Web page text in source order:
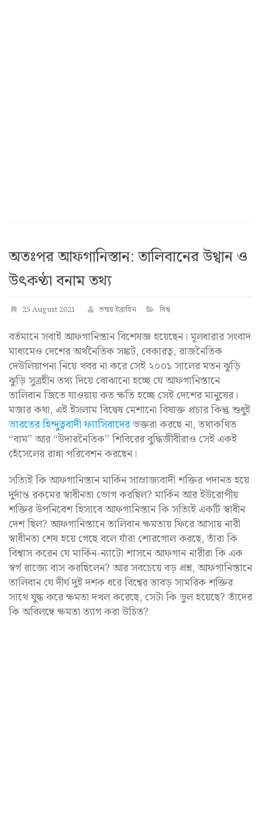
অতঃপর আফগানিস্তান: তালিবানের উথ্বান ও
উৎকণ্ঠা বনাম তথ্য
25 August 2021 তন্ময় ইব্রাহিম বিশ্ব
বর্তমানে সবাই আফগানিস্তান বিশেষজ্ঞ হয়েছেন। মূলধারার সংবাদ
মাধ্যমেও দেশের অর্থনৈতিক সঙ্কট, বেকারত্ব, রাজনৈতিক
দেউলিয়াপনা নিয়ে খবর না করে সেই ২০০১ সালের মতন ঝুড়ি
ঝুড়ি সুত্রহীন তথ্য দিয়ে বোঝানো হচ্ছে যে আফগানিস্তানে
তালিবান জিতে যাওয়ায় কত ক্ষতি হচ্ছে সেই দেশের মানুষের।
মজার কথা, এই ইসলাম বিদ্বেষ মেশানো বিষাক্ত প্রচার কিন্তু শুধুই
ভারতের হিন্দুত্ববাদী ফ্যাসিবাদেরভক্তরা করছে না, তথাকথিত
“বাম” আর “উদারনৈতিক” শিবিরের বুদ্ধিজীবীরাও সেই একই
হেঁসেলের রান্না পরিবেশন করছেন।
সত্যিই কি আফগানিস্তান মার্কিন সাম্রাজ্যবাদী শক্তির পদানত হয়ে
দুর্দান্ত রকমের স্বাধীনতা ভোগ করছিল? মার্কিন আর ইউরোপীয়
শক্তির উপনিবেশ হিসাবে আফগানিস্তান কি সত্যিই একটি স্বাধীন
দেশ ছিল? আফগানিস্তানে তালিবান ক্ষমতায় ফিরে আসায় নারী
স্বাধীনতা শেষ হয়ে গেছে বলে যাঁরা শোরগোল করছে, তাঁরা কি
বিশ্বাস করেন যে মার্কিন-ন্যাটো শাসনে আফগান নারীরা কি এক
স্বর্গ রাজ্যে বাস করছিলেন? আর সবচেয়ে বড় প্রশ্ন, আফগানিস্তানে
তালিবান যে দীর্ঘ দুই দশক ধরে বিশ্বের তাবড় সামরিক শক্তির
সাথে যুদ্ধ করে ক্ষমতা দখল করেছে, সেটা কি ভুল হয়েছে? তাঁদের
কি অবিলম্বে ক্ষমতা ত্যাগ করা উচিত?